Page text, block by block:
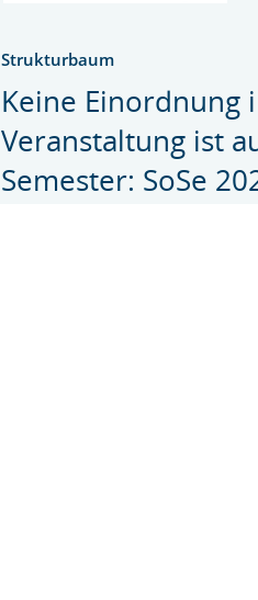
Strukturbaum
Keine Einordnung
Veranstaltung ist
Semester: SoSe